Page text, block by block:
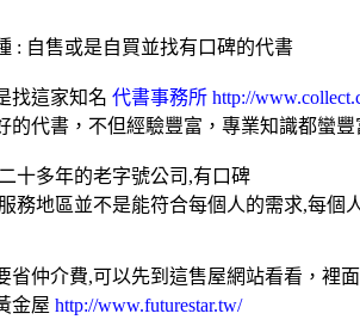
: 自售或是自買並找有口碑的代書
找這家知名 代書事務所 http://
的代書，不但經驗豐富，專業知識都蠻
十多年的老字號公司,有口碑
務地區並不是能符合每個人的需求,每個
省仲介費,可以先到這售屋網站看看，裡
金屋 http://www.futurestar.tw/